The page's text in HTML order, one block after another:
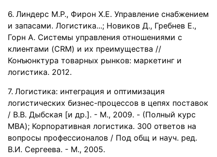
Линдерс М.Р., Фирон Х.Е. Управление снабжением
и запасами. Логистика...; Новиков Д., Гребнев Е.,
Горн А. Системы управления отношениями с
клиентами (CRM) и их преимущества //
Конъюнктура товарных рынков: маркетинг и
логистика. 2012.
Логистика: интеграция и оптимизация
логистических бизнес-процессов в цепях поставок
/ В.В. Дыбская [и др.]. - М., 2009. - (Полный курс
MBA); Корпоративная логистика. 300 ответов на
вопросы профессионалов / Под общ и науч. ред.
В.И. Сергеева. - М., 2005.